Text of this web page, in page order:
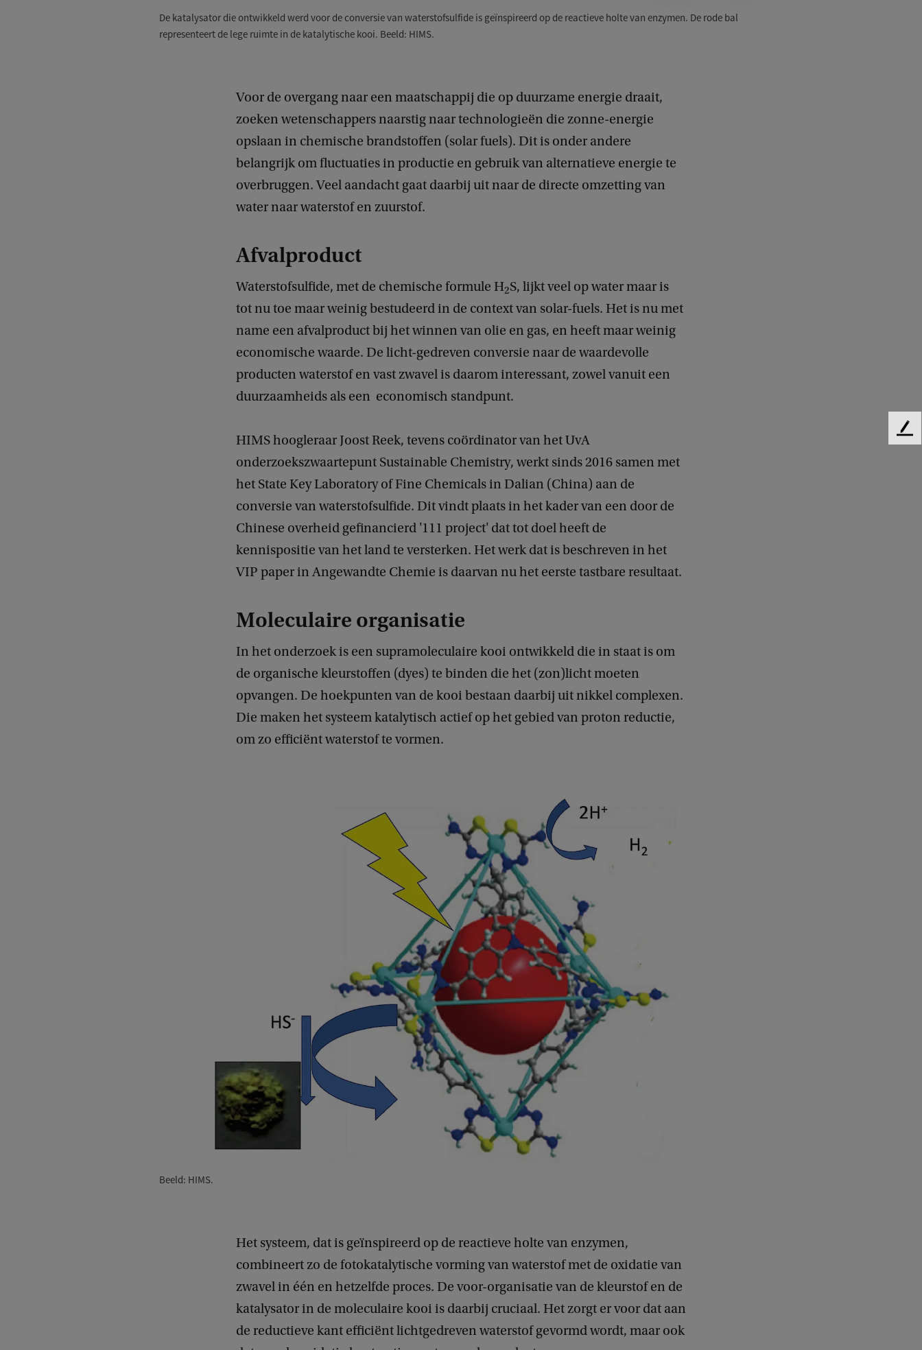
De katalysator die ontwikkeld werd voor de conversie van waterstofsulfide is geïnspireerd op de reactieve holte van enzymen. De rode bal
representeert de lege ruimte in de katalytische kooi. Beeld: HIMS.
Voor de overgang naar een maatschappij die op duurzame energie draait,
zoeken wetenschappers naarstig naar technologieën die zonne-energie
opslaan in chemische brandstoffen (solar fuels). Dit is onder andere
belangrijk om fluctuaties in productie en gebruik van alternatieve energie te
overbruggen. Veel aandacht gaat daarbij uit naar de directe omzetting van
water naar waterstof en zuurstof.
Afvalproduct
Waterstofsulfide, met de chemische formule H2S, lijkt veel op water maar is
tot nu toe maar weinig bestudeerd in de context van solar-fuels. Het is nu met
name een afvalproduct bij het winnen van olie en gas, en heeft maar weinig
economische waarde. De licht-gedreven conversie naar de waardevolle
producten waterstof en vast zwavel is daarom interessant, zowel vanuit een
duurzaamheids als een economisch standpunt.
HIMS hoogleraar Joost Reek, tevens coördinator van het UvA
onderzoekszwaartepunt Sustainable Chemistry, werkt sinds 2016 samen met
het State Key Laboratory of Fine Chemicals in Dalian (China) aan de
conversie van waterstofsulfide. Dit vindt plaats in het kader van een door de
Chinese overheid gefinancierd '111 project' dat tot doel heeft de
kennispositie van het land te versterken. Het werk dat is beschreven in het
VIP paper in Angewandte Chemie is daarvan nu het eerste tastbare resultaat.
Moleculaire organisatie
In het onderzoek is een supramoleculaire kooi ontwikkeld die in staat is om
de organische kleurstoffen (dyes) te binden die het (zon)licht moeten
opvangen. De hoekpunten van de kooi bestaan daarbij uit nikkel complexen.
Die maken het systeem katalytisch actief op het gebied van proton reductie,
om zo efficiënt waterstof te vormen.
Beeld: HIMS.
Het systeem, dat is geïnspireerd op de reactieve holte van enzymen,
combineert zo de fotokatalytische vorming van waterstof met de oxidatie van
zwavel in één en hetzelfde proces. De voor-organisatie van de kleurstof en de
katalysator in de moleculaire kooi is daarbij cruciaal. Het zorgt er voor dat aan
de reductieve kant efficiënt lichtgedreven waterstof gevormd wordt, maar ook
F